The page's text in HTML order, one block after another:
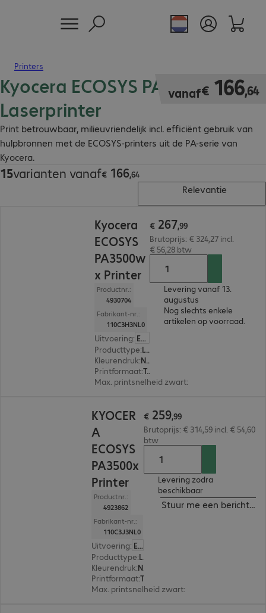
Printers
Kyocera ECOSYS PA
Laserprinter
Print betrouwbaar, milieuvriendelijk incl. efficiënt gebruik van
hulpbronnen met de ECOSYS-printers uit de PA-serie van
Kyocera.
vanaf€ 166,64
€ 166,64
15varianten vanaf€ 166,64
€ 166,64
Relevantie
Kyocera
ECOSYS
PA3500w
x Printer
Productnr.:
4930704
Fabrikant-nr.:
110C3H3NL0
Uitvoering: Europa
Producttype: Laser printer
Kleurendruk: Nee
Printformaat: Tot max. A4
Max. printsnelheid zwart:
€ 267,99
Brutoprijs: € 324,27 incl.
€ 56,28 btw
Levering vanaf 13.
augustus
Nog slechts enkele
artikelen op voorraad.
KYOCER
A
ECOSYS
PA3500x
Printer
Productnr.:
4923862
Fabrikant-nr.:
110C3J3NL0
Uitvoering: Europa
Producttype:
Kleurendruk: Nee
Printformaat: Tot max. A4
Max. printsnelheid zwart:
€ 259,99
Brutoprijs: € 314,59 incl. € 54,60
btw
Levering zodra
beschikbaar
Stuur me een bericht